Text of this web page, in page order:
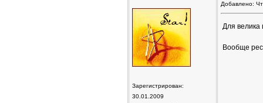
Зарегистрирован:
30.01.2009
Добавлено:
Для велика
Вообще